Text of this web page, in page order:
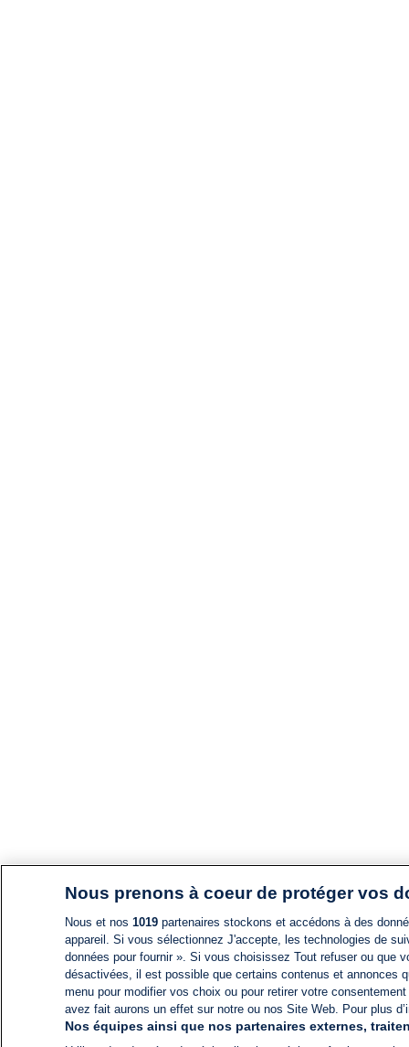
Nous prenons à coeur de protéger vos
Nous et nos 1019partenaires stockons et accédons à des
appareil. Si vous sélectionnez J'accepte, les technologies de
données pour fournir ». Si vous choisissez Tout refuser ou
désactivées, il est possible que certains contenus et annonces
menu pour modifier vos choix ou pour retirer votre
avez fait aurons un effet sur notre ou nos Site Web. Pour plus
Nos équipes ainsi que nos partenaires externes,